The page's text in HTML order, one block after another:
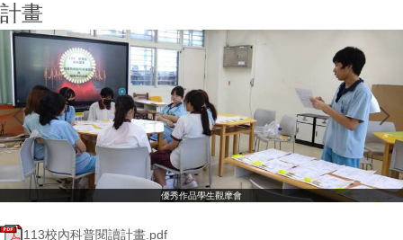
計畫
優秀作品學生觀摩會
113校內科普閱讀計畫.pdf